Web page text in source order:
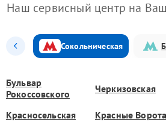
Наш сервисный центр на
Сокольническая
Бульвар
Рокоссовского
Черкизовская
Красносельская
Красные Ворота